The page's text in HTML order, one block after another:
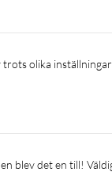
trots olika inställningar